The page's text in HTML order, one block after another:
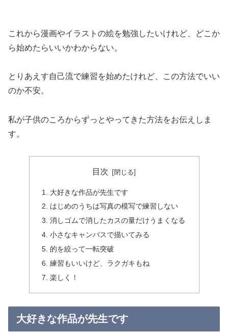
これから漫画やイラストの絵を勉強したいけれど、どこか
ら始めたらいいかわからない。
とりあえす自己流で練習を始めたけれど、この方法でいい
のか不安。
私が子供のころからずっとやってきた方法をお伝えしま
す。
目次
大好きな作品が先生です
はじめのうちは写真の模写で練習しない
消しゴムで消したカスの量だけうまくなる
小さなキャンバスで描いてみる
的を絞って一転突破
練習もいいけど、ラクガキもね
楽しく！
大好きな作品が先生です